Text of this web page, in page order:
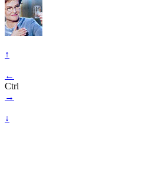
↑
←
Ctrl
→
↓